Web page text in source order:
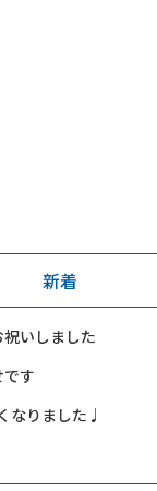
新着
いしました
す
なりました♩